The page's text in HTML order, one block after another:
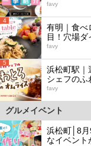
favy
4
有明｜食べ
目！穴場ダ
favy
5
浜松町駅｜
シェフのふ
favy
グルメイベント
浜松町│8
なイベント